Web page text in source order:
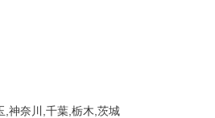
,神奈川,千葉,栃木,茨城